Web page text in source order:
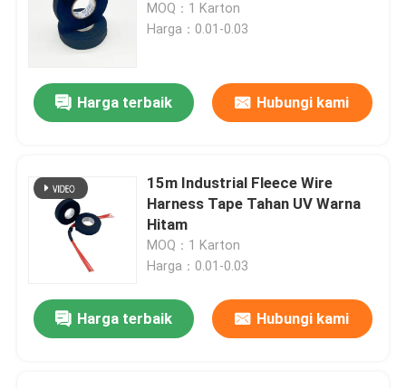
MOQ：1 Karton
Harga：0.01-0.03
Harga terbaik Hubungi kami
15m Industrial Fleece Wire
Harness Tape Tahan UV Warna
Hitam
MOQ：1 Karton
Harga：0.01-0.03
Harga terbaik Hubungi kami